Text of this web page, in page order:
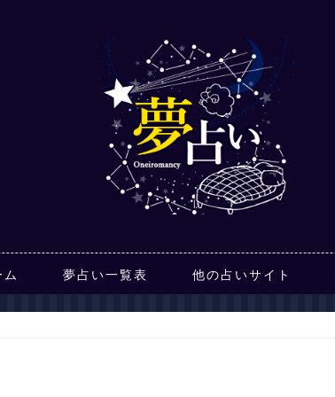
ム 夢占い一覧表 他の占いサイト